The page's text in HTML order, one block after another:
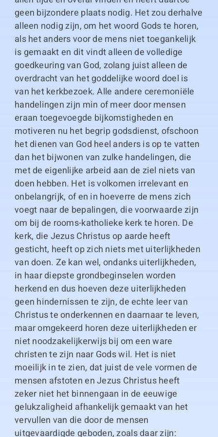
geen bijzondere plaats nodig. Het zou derhalve
alleen nodig zijn, om het woord Gods te horen,
als het anders voor de mens niet toegankelijk
is gemaakt en dit vindt alleen de volledige
goedkeuring van God, zolang juist alleen de
overdracht van het goddelijke woord doel is
van het kerkbezoek. Alle andere ceremoniële
handelingen zijn min of meer door mensen
eraan toegevoegde bijkomstigheden en
motiveren nu het begrip godsdienst, ofschoon
het dienen van God heel anders is op te vatten
dan het bijwonen van zulke handelingen, die
met de eigenlijke arbeid aan de ziel niets van
doen hebben. Het is volkomen irrelevant en
onbelangrijk, of en in hoeverre de mens zich
voegt naar de bepalingen, die voorwaarde zijn
om bij de rooms-katholieke kerk te horen. De
kerk, die Jezus Christus op aarde heeft
gesticht, heeft op zich niets met uiterlijkheden
van doen. Ze kan wel, ondanks uiterlijkheden,
in haar diepste grondbeginselen worden
herkend en dus hoeven deze uiterlijkheden
geen hindernissen te zijn, de echte leer van
Christus te onderkennen en daarnaar te leven,
maar omgekeerd horen deze uiterlijkheden er
niet noodzakelijkerwijs bij om een ware
christen te zijn naar Gods wil. Het is niet
moeilijk in te zien, dat juist de vele vormen de
mensen afstoten en Jezus Christus heeft
zeker niet het binnengaan in de eeuwige
gelukzaligheid afhankelijk gemaakt van het
vervullen van die door de mensen
uitgevaardigde geboden, zoals daar zijn: